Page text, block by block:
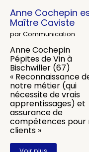
Anne Cochepin
Maître Caviste
par Communication
Anne Cochepin
Pépites de Vin à
Bischwiller (67)
« Reconnaissance
notre métier (qui
nécessite de vrais
apprentissages) et
assurance de
compétences pour
clients »